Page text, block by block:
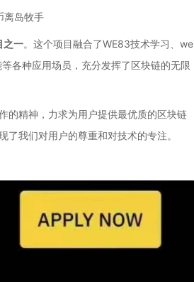
离岛牧手
之一。这个项目融合了WE83技术学习、we
各种应用场员，充分发挥了区块链的无限
的精神，力求为用户提供最优质的区块链
我们对用户的尊重和对技术的专注。